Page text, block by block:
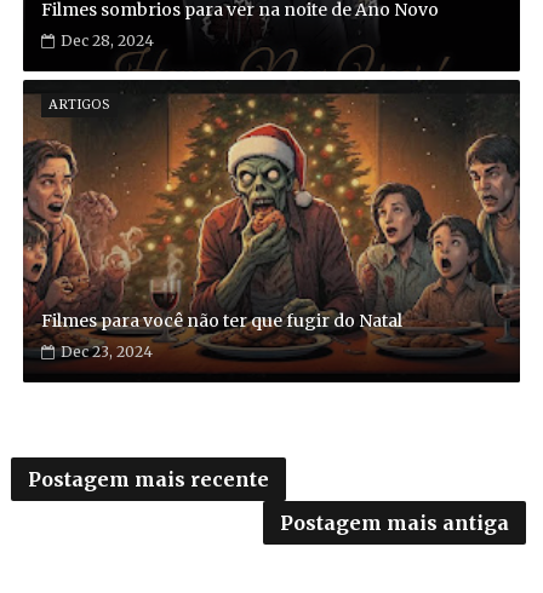
Filmes sombrios para ver na noite de Ano Novo
Dec 28, 2024
ARTIGOS
Filmes para você não ter que fugir do Natal
Dec 23, 2024
Postagem mais recente
Postagem mais antiga